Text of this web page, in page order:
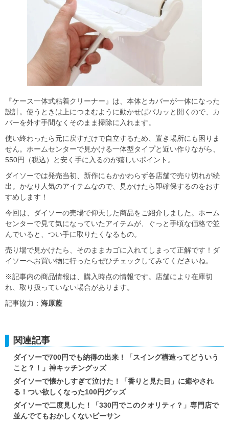
『ケース一体式粘着クリーナー』は、本体とカバーが一体になった
設計。使うときは上につまむように動かせばパカッと開くので、カ
バーを外す手間なくそのまま掃除に入れます。
使い終わったら元に戻すだけで自立するため、置き場所にも困りま
せん。ホームセンターで見かける一体型タイプと近い作りながら、
550円（税込）と安く手に入るのが嬉しいポイント。
ダイソーでは発売当初、新作にもかかわらず各店舗で売り切れが続
出。かなり人気のアイテムなので、見かけたら即確保するのをおす
すめします！
今回は、ダイソーの売場で仰天した商品をご紹介しました。ホーム
センターで見て気になっていたアイテムが、ぐっと手頃な価格で並
んでいると、つい手に取りたくなるもの。
売り場で見かけたら、そのままカゴに入れてしまって正解です！ダ
イソーへお買い物に行ったらぜひチェックしてみてくださいね。
※記事内の商品情報は、購入時点の情報です。店舗により在庫切
れ、取り扱っていない場合があります。
記事協力： 海原藍
関連記事
ダイソーで700円でも納得の出来！「スイング構造ってどういう
こと？！」神キッチングッズ
ダイソーで懐かしすぎて泣けた！「香りと見た目」に癒やされ
る！つい欲しくなった100円グッズ
ダイソーで二度見した！「330円でこのクオリティ？」専門店で
並んでてもおかしくないビーサン